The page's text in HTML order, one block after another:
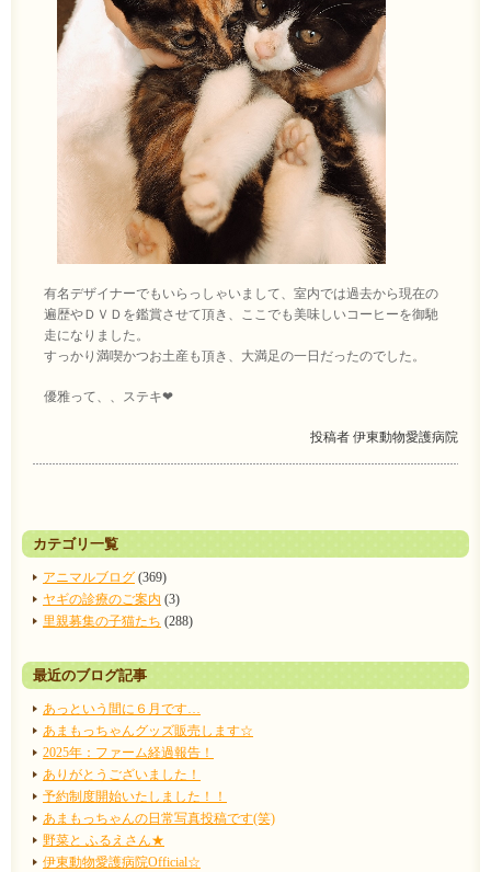
有名デザイナーでもいらっしゃいまして、室内では過去から現在の
遍歴やＤＶＤを鑑賞させて頂き、ここでも美味しいコーヒーを御馳
走になりました。
すっかり満喫かつお土産も頂き、大満足の一日だったのでした。
優雅って、、ステキ❤
投稿者 伊東動物愛護病院
カテゴリ一覧
アニマルブログ (369)
ヤギの診療のご案内 (3)
里親募集の子猫たち (288)
最近のブログ記事
あっという間に６月です…
あまもっちゃんグッズ販売します☆
2025年：ファーム経過報告！
ありがとうございました！
予約制度開始いたしました！！
あまもっちゃんの日常写真投稿です(笑)
野菜と ふるえさん★
伊東動物愛護病院Official☆